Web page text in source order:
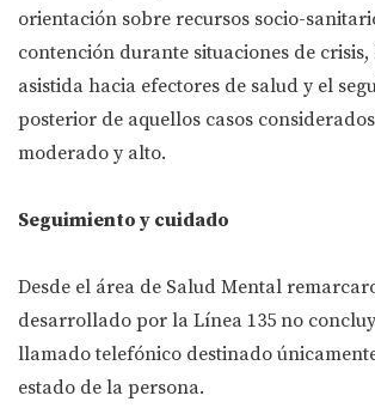
orientación sobre recursos socio-
contención durante situaciones de
asistida hacia efectores de salud y el
posterior de aquellos casos
moderado y alto.
Seguimiento y cuidado
Desde el área de Salud Mental
desarrollado por la Línea 135 no
llamado telefónico destinado
estado de la persona.